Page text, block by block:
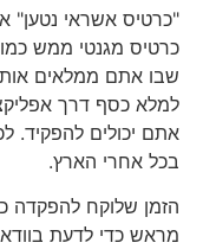
"כרטיס אשראי נטען"
כרטיס מגנטי ממש כמו
שבו אתם ממלאים אותו
למלא כסף דרך
אתם יכולים להפקיד.
בכל אחרי הארץ.
הזמן שלוקח להפקדה
מראש כדי לדעת בוודאות.